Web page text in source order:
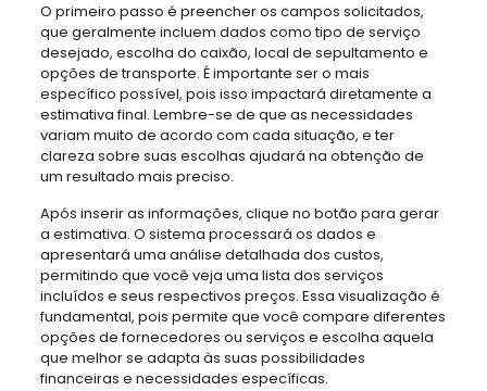
O primeiro passo é preencher os campos solicitados,
que geralmente incluem dados como tipo de serviço
desejado, escolha do caixão, local de sepultamento e
opções de transporte. É importante ser o mais
específico possível, pois isso impactará diretamente a
estimativa final. Lembre-se de que as necessidades
variam muito de acordo com cada situação, e ter
clareza sobre suas escolhas ajudará na obtenção de
um resultado mais preciso.
Após inserir as informações, clique no botão para gerar
a estimativa. O sistema processará os dados e
apresentará uma análise detalhada dos custos,
permitindo que você veja uma lista dos serviços
incluídos e seus respectivos preços. Essa visualização é
fundamental, pois permite que você compare diferentes
opções de fornecedores ou serviços e escolha aquela
que melhor se adapta às suas possibilidades
financeiras e necessidades específicas.